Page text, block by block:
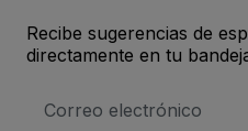
Recibe sugerencias de
directamente en tu
de